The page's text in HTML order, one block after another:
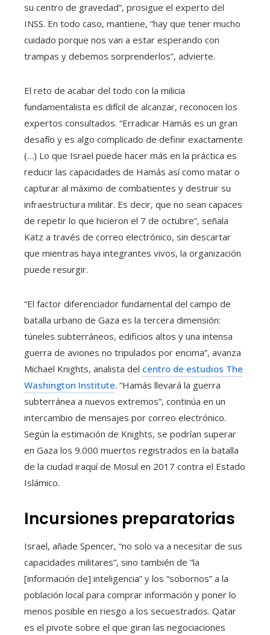
su centro de gravedad”, prosigue el experto del
INSS. En todo caso, mantiene, “hay que tener mucho
cuidado porque nos van a estar esperando con
trampas y debemos sorprenderlos”, advierte.
El reto de acabar del todo con la milicia
fundamentalista es difícil de alcanzar, reconocen los
expertos consultados. “Erradicar Hamás es un gran
desafío y es algo complicado de definir exactamente
(…) Lo que Israel puede hacer más en la práctica es
reducir las capacidades de Hamás así como matar o
capturar al máximo de combatientes y destruir su
infraestructura militar. Es decir, que no sean capaces
de repetir lo que hicieron el 7 de octubre”, señala
Katz a través de correo electrónico, sin descartar
que mientras haya integrantes vivos, la organización
puede resurgir.
“El factor diferenciador fundamental del campo de
batalla urbano de Gaza es la tercera dimensión:
túneles subterráneos, edificios altos y una intensa
guerra de aviones no tripulados por encima”, avanza
Michael Knights, analista del centro de estudios The
Washington Institute. “Hamás llevará la guerra
subterránea a nuevos extremos”, continúa en un
intercambio de mensajes por correo electrónico.
Según la estimación de Knights, se podrían superar
en Gaza los 9.000 muertos registrados en la batalla
de la ciudad iraquí de Mosul en 2017 contra el Estado
Islámico.
Incursiones preparatorias
Israel, añade Spencer, “no solo va a necesitar de sus
capacidades militares”, sino también de “la
[información de] inteligencia” y los “sobornos” a la
población local para comprar información y poner lo
menos posible en riesgo a los secuestrados. Qatar
es el pivote sobre el que giran las negociaciones